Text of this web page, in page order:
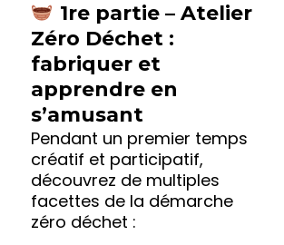
1re partie – Atelier
Zéro Déchet :
fabriquer et
apprendre en
s’amusant
Pendant un premier temps
créatif et participatif,
découvrez de multiples
facettes de la démarche
zéro déchet :